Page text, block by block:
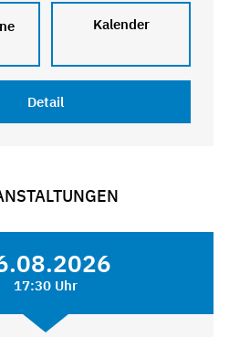
Kalender
Detail
17:30 Uhr